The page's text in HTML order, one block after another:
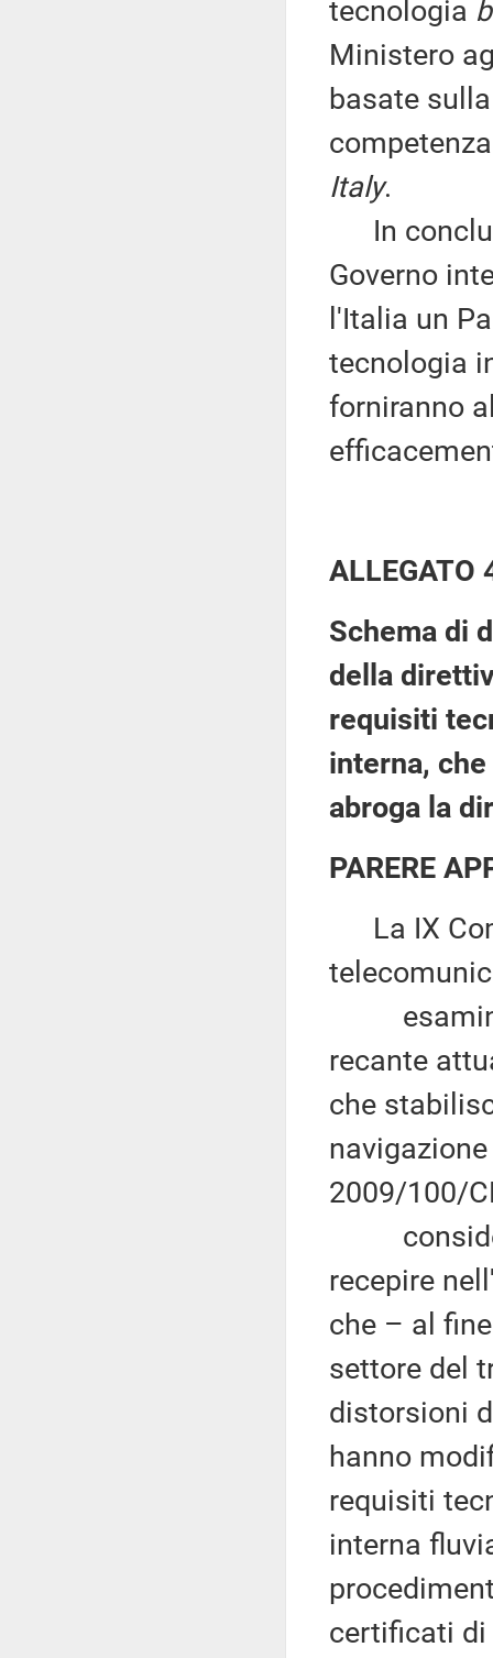
tecnologia
Ministero
basate
Italy.
In
Governo
l'Italia un
tecnologia
forniranno
ALLEGATO
Schema di
della
requisiti
interna,
abroga la
PARERE
La IX
recante
che
2009/100/
recepire
che – al
settore del
distorsioni
hanno
requisiti
interna
certificati di